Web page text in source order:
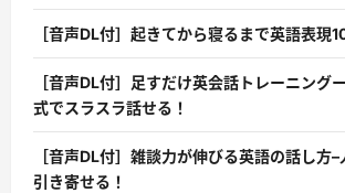
［音声DL付］起きてから寝るまで英語表現
［音声DL付］足すだけ英会話トレーニング
式でスラスラ話せる！
［音声DL付］雑談力が伸びる英語の話し方
引き寄せる！